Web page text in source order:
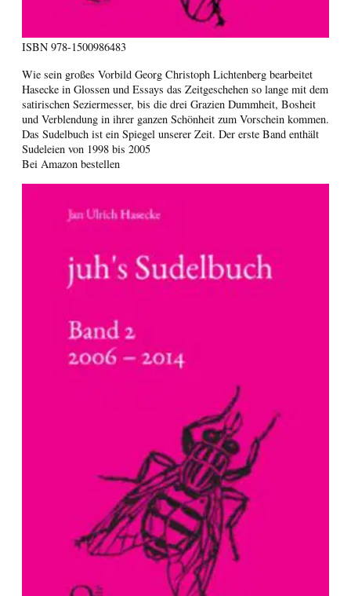
ISBN 978-1500986483
Wie sein großes Vorbild Georg Christoph Lichtenberg bearbeitet
Hasecke in Glossen und Essays das Zeitgeschehen so lange mit dem
satirischen Seziermesser, bis die drei Grazien Dummheit, Bosheit
und Verblendung in ihrer ganzen Schönheit zum Vorschein kommen.
Das Sudelbuch ist ein Spiegel unserer Zeit. Der erste Band enthält
Sudeleien von 1998 bis 2005
Bei Amazon bestellen